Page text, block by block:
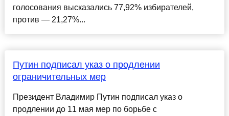
голосования высказались 77,92% избирателей,
против — 21,27%...
Путин подписал указ о продлении
ограничительных мер
Президент Владимир Путин подписал указ о
продлении до 11 мая мер по борьбе с